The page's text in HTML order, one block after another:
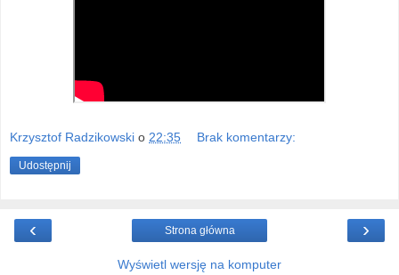
Krzysztof Radzikowski o 22:35 Brak komentarzy:
Udostępnij
‹ ›
Strona główna
Wyświetl wersję na komputer